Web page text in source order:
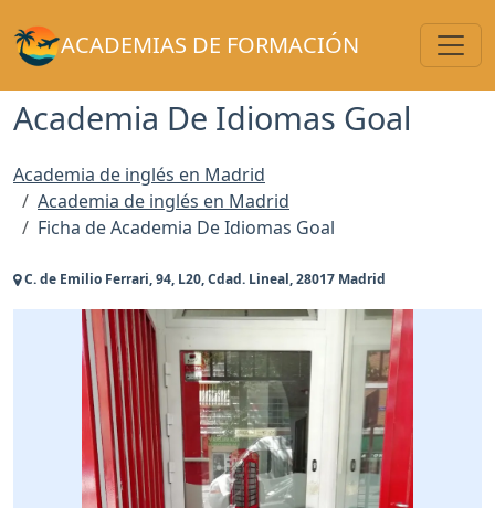
ACADEMIAS DE FORMACIÓN
Academia De Idiomas Goal
Academia de inglés en Madrid
Academia de inglés en Madrid
Ficha de Academia De Idiomas Goal
C. de Emilio Ferrari, 94, L20, Cdad. Lineal, 28017 Madrid